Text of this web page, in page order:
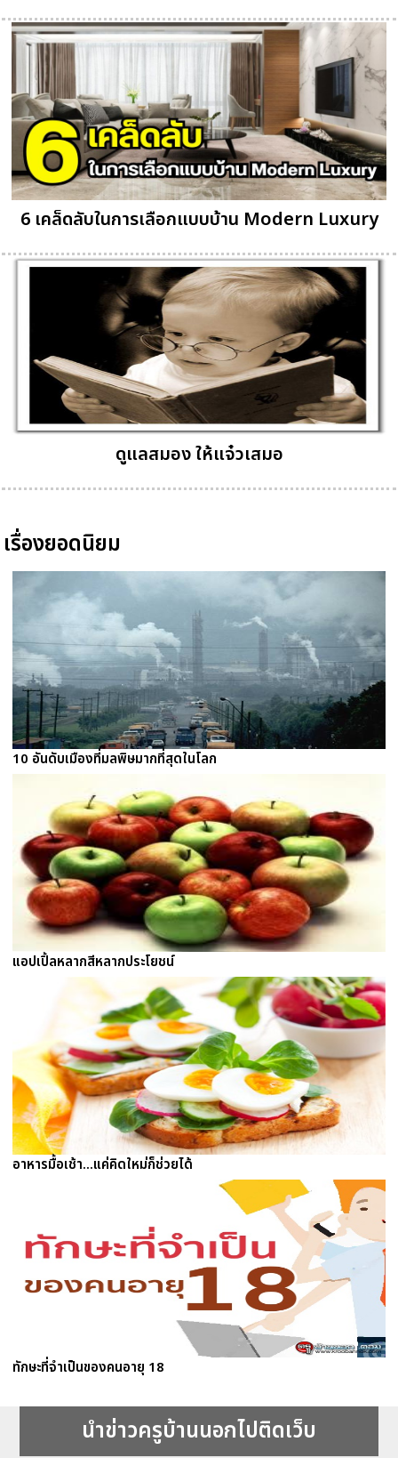
6 เคล็ดลับในการเลือกแบบบ้าน Modern Luxury
ดูแลสมอง ให้แจ๋วเสมอ
เรื่องยอดนิยม
10 อันดับเมืองที่มลพิษมากที่สุดในโลก
แอปเปิ้ลหลากสีหลากประโยชน์
อาหารมื้อเช้า...แค่คิดใหม่ก็ช่วยได้
ทักษะที่จำเป็นของคนอายุ 18
นำข่าวครูบ้านนอกไปติดเว็บ